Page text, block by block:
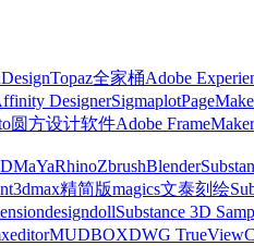
Topaz全家桶Adobe
DesignerSigmaplot
圆方设计软件Adobe FrameMaker
MaYaRhinoZbrushBlender
3dmax精简版magics文泰刻绘
designdollSubstance 3D
MUDBOXDWG TrueView